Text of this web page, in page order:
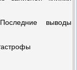
выводы